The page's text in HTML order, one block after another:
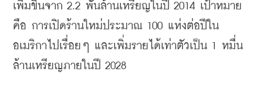
เพิ่มขึ้นจาก 2.2 พันล้านเหรียญในปี 2014 เป้าหมาย
คือ การเปิดร้านใหม่ประมาณ 100 แห่งต่อปีใน
อเมริกาไปเรื่อยๆ และเพิ่มรายได้เท่าตัวเป็น 1 หมื่น
ล้านเหรียญภายในปี 2028